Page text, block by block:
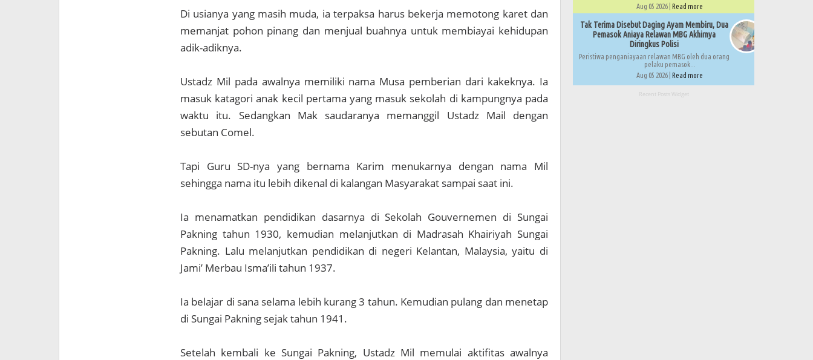
Di usianya yang masih muda, ia terpaksa harus bekerja memotong karet dan
memanjat pohon pinang dan menjual buahnya untuk membiayai kehidupan
adik-adiknya.
Ustadz Mil pada awalnya memiliki nama Musa pemberian dari kakeknya. Ia
masuk katagori anak kecil pertama yang masuk sekolah di kampungnya pada
waktu itu. Sedangkan Mak saudaranya memanggil Ustadz Mail dengan
sebutan Comel.
Tapi Guru SD-nya yang bernama Karim menukarnya dengan nama Mil
sehingga nama itu lebih dikenal di kalangan Masyarakat sampai saat ini.
Ia menamatkan pendidikan dasarnya di Sekolah Gouvernemen di Sungai
Pakning tahun 1930, kemudian melanjutkan di Madrasah Khairiyah Sungai
Pakning. Lalu melanjutkan pendidikan di negeri Kelantan, Malaysia, yaitu di
Jami’ Merbau Isma’ili tahun 1937.
Ia belajar di sana selama lebih kurang 3 tahun. Kemudian pulang dan menetap
di Sungai Pakning sejak tahun 1941.
Setelah kembali ke Sungai Pakning, Ustadz Mil memulai aktifitas awalnya
Aug 05 2026 | Read more
Tak Terima Disebut Daging Ayam Membiru, Dua
Pemasok Aniaya Relawan MBG Akhirnya
Diringkus Polisi
Peristiwa penganiayaan relawan MBG oleh dua orang
pelaku pemasok...
Aug 05 2026 | Read more
Recent Posts Widget